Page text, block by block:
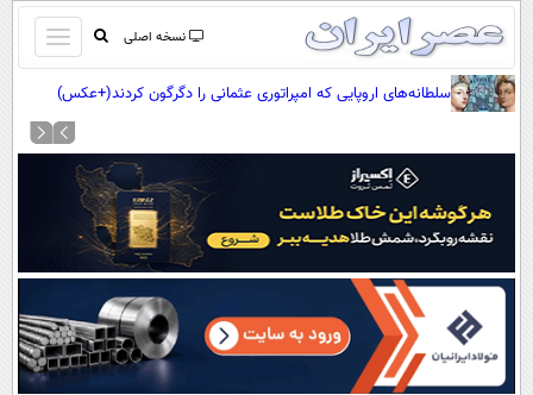
نسخه اصلی
باز
و
بسته
کردن
صفحه اول
آرشیو
نظرسنجی
آب و هوا
اوقات شرعی
سواد زندگی
سلطانه‌های اروپایی که امپراتوری عثمانی را دگرگون کردند(+عکس)